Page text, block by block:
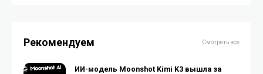
Рекомендуем Смотреть все
ИИ-модель Moonshot Kimi K3 вышла за